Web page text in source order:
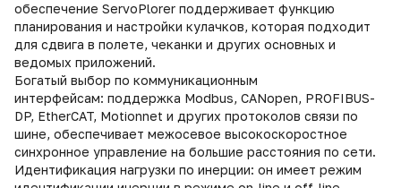
обеспечение ServoPlorer поддерживает функцию
планирования и настройки кулачков, которая подходит
для сдвига в полете, чеканки и других основных и
ведомых приложений.
Богатый выбор по коммуникационным
интерфейсам: поддержка Modbus, CANopen, PROFIBUS-
DP, EtherCAT, Motionnet и других протоколов связи по
шине, обеспечивает межосевое высокоскоростное
синхронное управление на большие расстояния по сети.
Идентификация нагрузки по инерции: он имеет режим